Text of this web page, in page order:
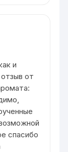
и
от
спасибо